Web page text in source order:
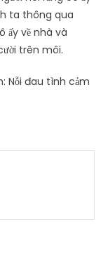
ta thông qua
ấy về nhà và
trên môi.
Nỗi đau tình cảm